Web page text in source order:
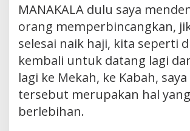
MANAKALA dulu saya
orang memperbincangkan,
selesai naik haji, kita seperti
kembali untuk datang lagi
lagi ke Mekah, ke Kabah,
tersebut merupakan hal
berlebihan.